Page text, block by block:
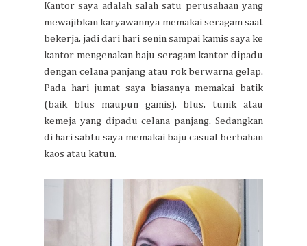
Kantor saya adalah salah satu perusahaan yang
mewajibkan karyawannya memakai seragam saat
bekerja, jadi dari hari senin sampai kamis saya ke
kantor mengenakan baju seragam kantor dipadu
dengan celana panjang atau rok berwarna gelap.
Pada hari jumat saya biasanya memakai batik
(baik blus maupun gamis), blus, tunik atau
kemeja yang dipadu celana panjang. Sedangkan
di hari sabtu saya memakai baju casual berbahan
kaos atau katun.